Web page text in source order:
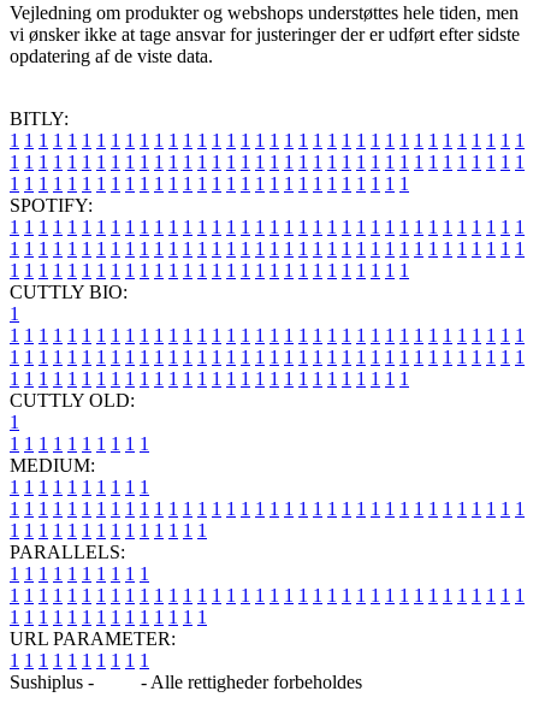
Vejledning om produkter og webshops understøttes hele tiden, men
vi ønsker ikke at tage ansvar for justeringer der er udført efter sidste
opdatering af de viste data.
BITLY:
1 1 1 1 1 1 1 1 1 1 1 1 1 1 1 1 1 1 1 1 1 1 1 1 1 1 1 1 1 1 1 1 1 1 1 1
1 1 1 1 1 1 1 1 1 1 1 1 1 1 1 1 1 1 1 1 1 1 1 1 1 1 1 1 1 1 1 1 1 1 1 1
1 1 1 1 1 1 1 1 1 1 1 1 1 1 1 1 1 1 1 1 1 1 1 1 1 1 1 1
SPOTIFY:
1 1 1 1 1 1 1 1 1 1 1 1 1 1 1 1 1 1 1 1 1 1 1 1 1 1 1 1 1 1 1 1 1 1 1 1
1 1 1 1 1 1 1 1 1 1 1 1 1 1 1 1 1 1 1 1 1 1 1 1 1 1 1 1 1 1 1 1 1 1 1 1
1 1 1 1 1 1 1 1 1 1 1 1 1 1 1 1 1 1 1 1 1 1 1 1 1 1 1 1
CUTTLY BIO:
1
1 1 1 1 1 1 1 1 1 1 1 1 1 1 1 1 1 1 1 1 1 1 1 1 1 1 1 1 1 1 1 1 1 1 1 1
1 1 1 1 1 1 1 1 1 1 1 1 1 1 1 1 1 1 1 1 1 1 1 1 1 1 1 1 1 1 1 1 1 1 1 1
1 1 1 1 1 1 1 1 1 1 1 1 1 1 1 1 1 1 1 1 1 1 1 1 1 1 1 1
CUTTLY OLD:
1
1 1 1 1 1 1 1 1 1 1
MEDIUM:
1 1 1 1 1 1 1 1 1 1
1 1 1 1 1 1 1 1 1 1 1 1 1 1 1 1 1 1 1 1 1 1 1 1 1 1 1 1 1 1 1 1 1 1 1 1
1 1 1 1 1 1 1 1 1 1 1 1 1 1
PARALLELS:
1 1 1 1 1 1 1 1 1 1
1 1 1 1 1 1 1 1 1 1 1 1 1 1 1 1 1 1 1 1 1 1 1 1 1 1 1 1 1 1 1 1 1 1 1 1
1 1 1 1 1 1 1 1 1 1 1 1 1 1
URL PARAMETER:
1 1 1 1 1 1 1 1 1 1
Sushiplus -
- Alle rettigheder forbeholdes